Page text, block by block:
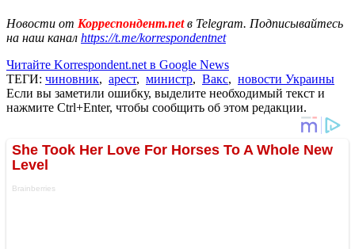
Новости от Корреспондент.netв Telegram. Подписывайтесь
на наш канал https://t.me/korrespondentnet
Читайте Korrespondent.net в Google News
ТЕГИ: чиновник, арест, министр, Вакс, новости Украины
Если вы заметили ошибку, выделите необходимый текст и
нажмите Ctrl+Enter, чтобы сообщить об этом редакции.